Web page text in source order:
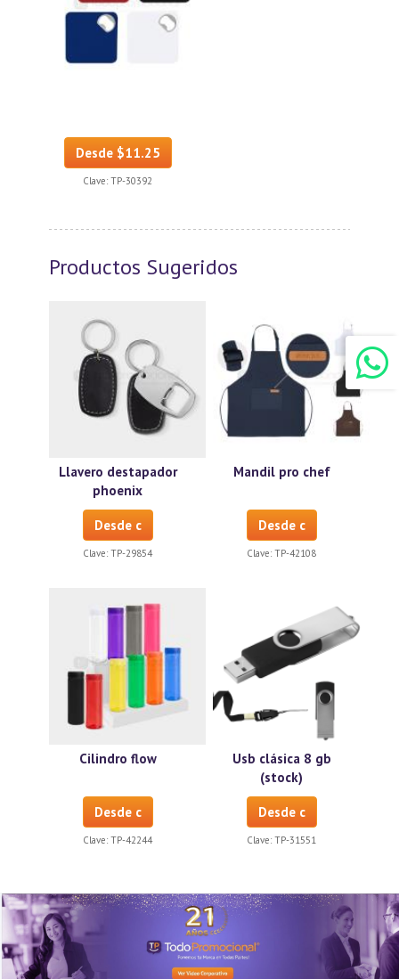
Desde $11.25
Clave: TP-30392
Productos Sugeridos
Llavero destapador
phoenix
Desde c
Clave: TP-29854
Mandil pro chef
Desde c
Clave: TP-42108
Cilindro flow
Desde c
Clave: TP-42244
Usb clásica 8 gb
(stock)
Desde c
Clave: TP-31551